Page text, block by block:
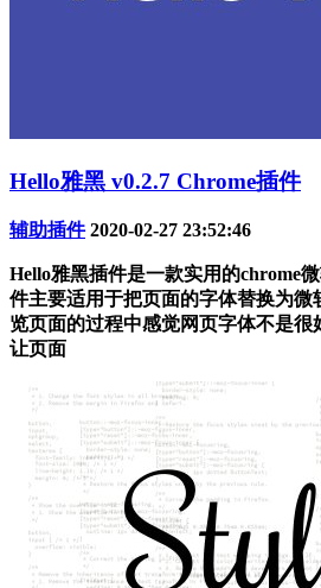
Hello雅黑 v0.2.7 Chrome插件
辅助插件 2020-02-27 23:52:46
Hello雅黑插件是一款实用的chrome
件主要适用于把页面的字体替换为微
览页面的过程中感觉网页字体不是
让页面